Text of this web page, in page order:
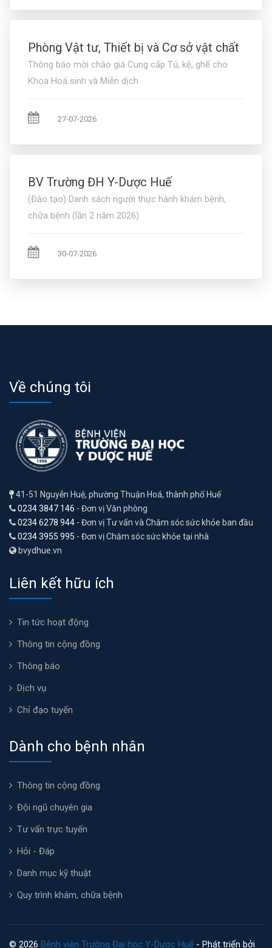
Phòng Vật tư, Thiết bị và Cơ sở vật chất
Thông báo mời chào giá Cung cấp Tủ, kệ, ghế cho
Khoa Hoá sinh và Miễn dịch
27-07-2026
BV Trường ĐH Y-Dược Huế
(Đào tạo) Danh sách người thực hành khám bệnh,
chữa bệnh (lần 2 năm 2026)
30-07-2026
Về chúng tôi
41-51 Nguyễn Huệ, phường Thuận Hoá, thành phố Huế
0234 3847 146 - Đơn vị Văn phòng
0234 6278 944 - Đơn vị Tư vấn và Chăm sóc sức khỏe ban đầu
0234 3955 995 - Đơn vị Chăm sóc sức khỏe tại nhà
bvydhue.vn
Liên kết hữu ích
Tin tức hoạt động
Thông tin cộng đồng
Thông báo
Dịch vụ
Chỉ đạo tuyến
Dành cho bệnh nhân
Thông tin cộng đồng
Đội ngũ chuyên gia
Tư vấn trực tuyến
Hỏi - Đáp
Danh mục kỹ thuật
Quy trình khám, chữa bệnh
© 2026 Bệnh viện Trường Đại học Y-Dược Huế - Phát triển bởi